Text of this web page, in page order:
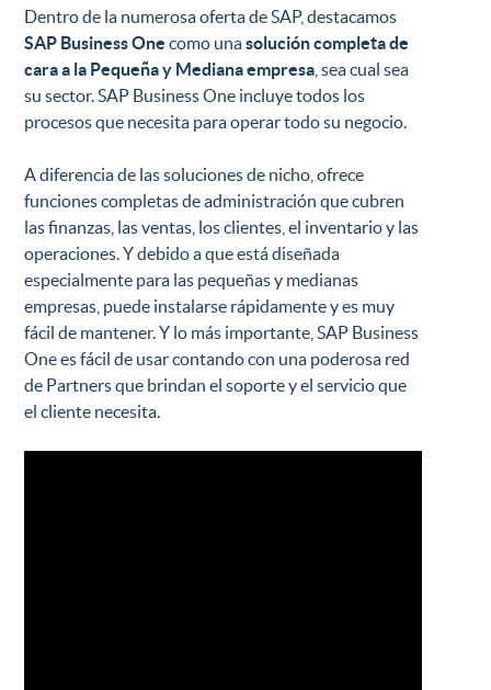
Dentro de la numerosa oferta de SAP, destacamos
SAP Business One como unasolución completa de
cara a la Pequeña y Mediana empresa , sea cual sea
su sector. SAP Business One incluye todos los
procesos que necesita para operar todo su negocio.
A diferencia de las soluciones de nicho, ofrece
funciones completas de administración que cubren
las finanzas, las ventas, los clientes, el inventario y las
operaciones. Y debido a que está diseñada
especialmente para las pequeñas y medianas
empresas, puede instalarse rápidamente y es muy
fácil de mantener. Y lo más importante, SAP Business
One es fácil de usar contando con una poderosa red
de Partners que brindan el soporte y el servicio que
el cliente necesita.